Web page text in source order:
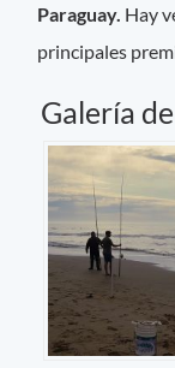
Paraguay. Hay
principales
Galería